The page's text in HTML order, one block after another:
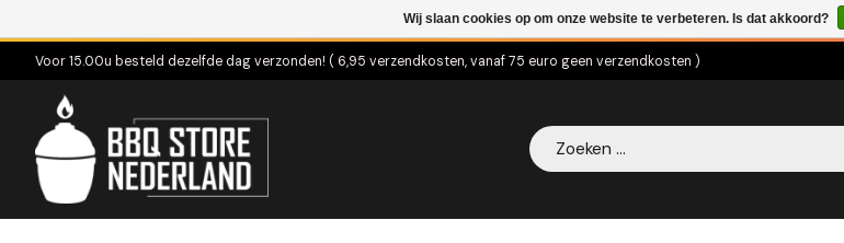
Voor 15.00u besteld dezelfde dag verzonden! ( 6,95 verzendkosten, vanaf 75 euro geen verzendkosten )
Zoeken
Wij slaan cookies op om onze website te verbeteren. Is dat akkoord?